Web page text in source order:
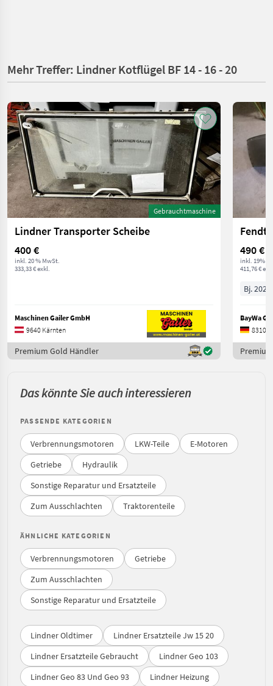
Mehr Treffer: Lindner Kotflügel BF 14 - 16 - 20
Gebrauchtmaschine
Lindner Transporter Scheibe
400 €
inkl. 20 % MwSt.
333,33 € exkl.
Maschinen Gailer GmbH
9640 Kärnten
Premium Gold Händler
Fendt
490 €
inkl. 19%
411,76 €
Bj. 2020
BayWa
83104
Das könnte Sie auch interessieren
PASSENDE KATEGORIEN
Verbrennungsmotoren LKW-Teile
E-Motoren
Getriebe
Hydraulik
Sonstige Reparatur und Ersatzteile
Zum Ausschlachten
Traktorenteile
ÄHNLICHE KATEGORIEN
Verbrennungsmotoren
Getriebe
Zum Ausschlachten
Sonstige Reparatur und Ersatzteile
Lindner Oldtimer
Lindner Ersatzteile Jw 15 20
Lindner Ersatzteile Gebraucht
Lindner Geo 103
Lindner Geo 83 Und Geo 93
Lindner Heizung